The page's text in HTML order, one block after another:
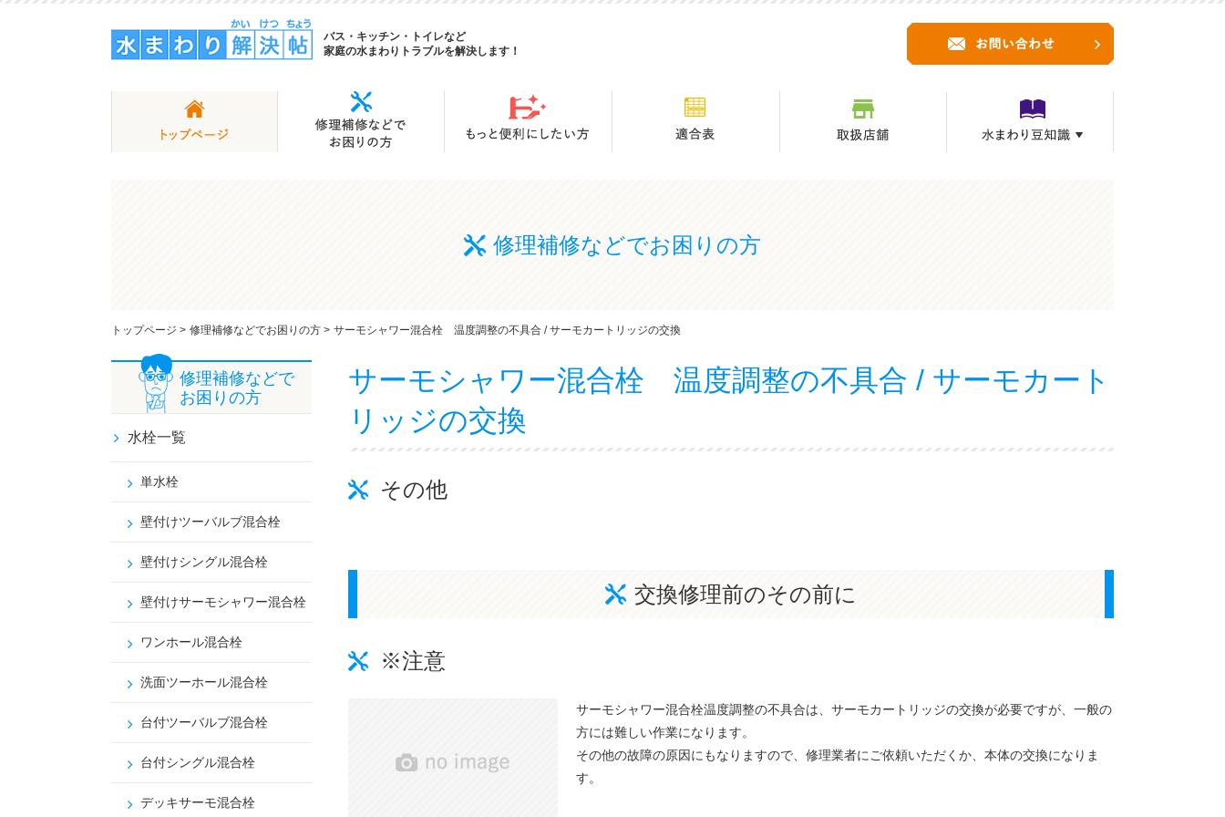
バス・キッチン・トイレなど
家庭の水まわりトラブルを解決します！
修理補修などでお困りの方
トップページ > 修理補修などでお困りの方 > サーモシャワー混合栓 温度調整の不具合 / サーモカートリッジの交換
サーモシャワー混合栓 温度調整の不具合 / サーモカート
リッジの交換
その他
交換修理前のその前に
※注意
サーモシャワー混合栓温度調整の不具合は、サーモカートリッジの交換が必要ですが、一般の
方には難しい作業になります。
その他の故障の原因にもなりますので、修理業者にご依頼いただくか、本体の交換になりま
す。
修理補修などで
お困りの方
水栓一覧
単水栓
壁付けツーバルブ混合栓
壁付けシングル混合栓
壁付けサーモシャワー混合栓
ワンホール混合栓
洗面ツーホール混合栓
台付ツーバルブ混合栓
台付シングル混合栓
デッキサーモ混合栓